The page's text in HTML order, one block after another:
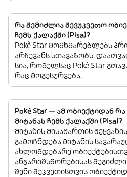
რა შემიძლია შევუკვეთო
ჩემს ქალაქში (Pisa)?
Pokè Star მომხმარებლებს
არჩევანს სთავაზობს.
სია, რომელსაც Pokè Star
რაც მოგესურვება.
Pokè Star — ამ ობიექტიდან
მიტანას ჩემს ქალაქში (Pisa)?
მიტანის მისამართის
გამოჩნდება მიტანის
ახლომდებარე
ანგარიშსწორებისას
შენი შეკვეთისთვის